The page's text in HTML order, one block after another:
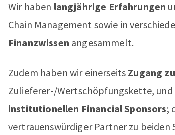
Wir haben langjährige Erfahrungen
Chain Management sowie in
Finanzwissen angesammelt.
Zudem haben wir einerseits Zugang zu
Zulieferer-/Wertschöpfungskette,
institutionellen Financial Sponsors;
vertrauenswürdiger Partner zu